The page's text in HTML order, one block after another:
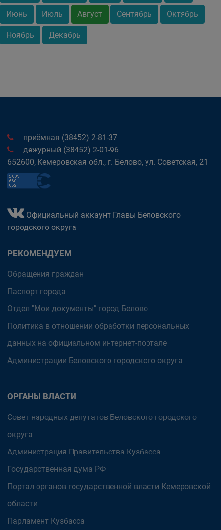
Июнь Июль Август Сентябрь Октябрь
Ноябрь Декабрь
приёмная (38452) 2-81-37
дежурный (38452) 2-01-96
652600, Кемеровская обл., г. Белово, ул. Советская, 21
Официальный аккаунт Главы Беловского
городского округа
РЕКОМЕНДУЕМ
Обращения граждан
Паспорт города
Отдел "Мои документы" город Белово
Политика в отношении обработки персональных
данных на официальном интернет-портале
Администрации Беловского городского округа
ОРГАНЫ ВЛАСТИ
Совет народных депутатов Беловского городского
округа
Администрация Правительства Кузбасса
Государственная дума РФ
Портал органов государственной власти Кемеровской
области
Парламент Кузбасса